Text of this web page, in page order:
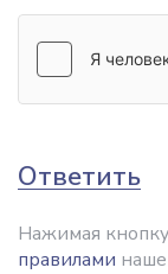
Ответить
Нажимая
правилами